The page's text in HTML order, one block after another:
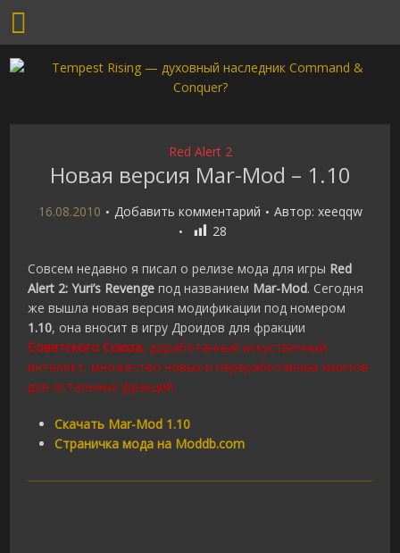
Red Alert 2
Новая версия Mar-Mod – 1.10
16.08.2010 Добавить комментарий Автор: xeeqqw
28
Совсем недавно я писал о релизе мода для игры Red
Alert 2: Yuri’s Revenge под названием Mar-Mod. Сегодня
же вышла новая версия модификации под номером
1.10, она вносит в игру Дроидов для фракции
Советского Союза, доработанный искуственный
интелект, множество новых и переработанных юнитов
для остальных фракций.
Скачать Mar-Mod 1.10
Страничка мода на Moddb.com